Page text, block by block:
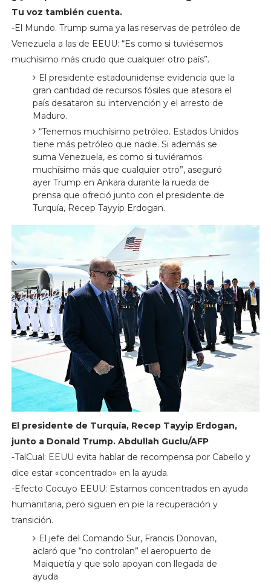
Tu voz también cuenta.
-El Mundo. Trump suma ya las reservas de petróleo de
Venezuela a las de EEUU: “Es como si tuviésemos
muchísimo más crudo que cualquier otro país”.
El presidente estadounidense evidencia que la
gran cantidad de recursos fósiles que atesora el
país desataron su intervención y el arresto de
Maduro.
“Tenemos muchísimo petróleo. Estados Unidos
tiene más petróleo que nadie. Si además se
suma Venezuela, es como si tuviéramos
muchísimo más que cualquier otro”, aseguró
ayer Trump en Ankara durante la rueda de
prensa que ofreció junto con el presidente de
Turquía, Recep Tayyip Erdogan.
El presidente de Turquía, Recep Tayyip Erdogan,
junto a Donald Trump. Abdullah Guclu/AFP
-TalCual: EEUU evita hablar de recompensa por Cabello y
dice estar «concentrado» en la ayuda.
-Efecto Cocuyo EEUU: Estamos concentrados en ayuda
humanitaria, pero siguen en pie la recuperación y
transición.
El jefe del Comando Sur, Francis Donovan,
aclaró que “no controlan” el aeropuerto de
Maiquetía y que solo apoyan con llegada de
ayuda